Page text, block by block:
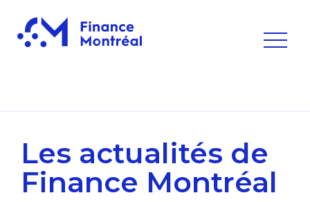
Les actualités de
Finance Montréal